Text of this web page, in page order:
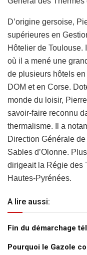
D’origine gersoise,
supérieures en
Hôtelier de Toulouse.
où il a mené une
de plusieurs hôtels
DOM et en Corse.
monde du loisir,
savoir-faire reconnu
thermalisme. Il a
Direction Générale
Sables d’Olonne.
dirigeait la Régie des
Hautes-Pyrénées.
A lire aussi:
Fin du démarchage
Pourquoi le Gazole